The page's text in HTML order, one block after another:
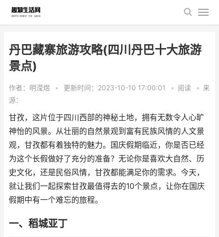
丹巴藏寨旅游攻略(四川丹巴十大旅游
景点)
作者：明滢煜 • 更新时间：2023-10-10 17:00:01 • 阅读 • 来
源：
甘孜，这片位于四川西部的神秘土地，拥有无数令人心旷
神怡的风景。从壮丽的自然景观到富有民族风情的人文景
观，甘孜都有着独特的魅力。国庆假期临近，你是否已经
为这个长假做好了充分的准备？无论你是喜欢大自然、历
史文化，还是民俗风情，甘孜都能满足你的需求。今天，
就让我们一起探索甘孜最值得去的10个景点，让你在国庆
假期中有一个难忘的旅程。
一、稻城亚丁